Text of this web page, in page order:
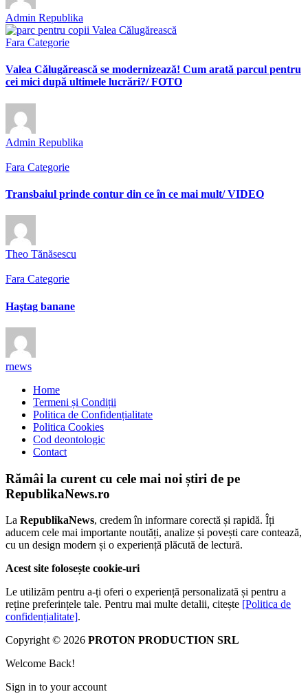
Admin Republika
Fara Categorie
Valea Călugărească se modernizează! Cum arată parcul pentru
cei mici după ultimele lucrări?/ FOTO
Admin Republika
Fara Categorie
Transbaiul prinde contur din ce în ce mai mult/ VIDEO
Theo Tănăsescu
Fara Categorie
Haştag banane
rnews
Home
Termeni și Condiții
Politica de Confidențialitate
Politica Cookies
Cod deontologic
Contact
Rămâi la curent cu cele mai noi știri de pe
RepublikaNews.ro
La RepublikaNews, credem în informare corectă și rapidă. Îți
aducem cele mai importante noutăți, analize și povești care contează,
cu un design modern și o experiență plăcută de lectură.
Acest site folosește cookie-uri
Le utilizăm pentru a-ți oferi o experiență personalizată și pentru a
reține preferințele tale. Pentru mai multe detalii, citește [Politica de
confidențialitate].
Copyright © 2026 PROTON PRODUCTION SRL
Welcome Back!
Sign in to your account